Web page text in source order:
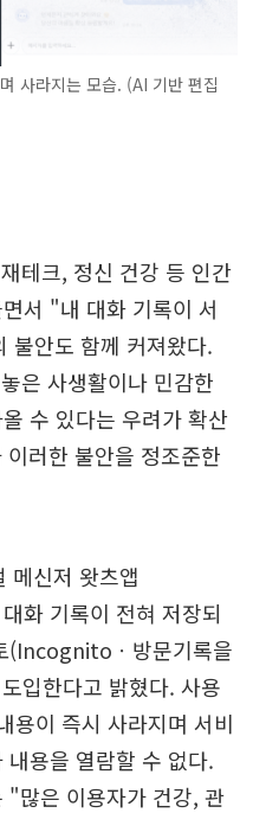
사라지는 모습. (AI 기반 편집
테크, 정신 건강 등 인간
서 "내 대화 기록이 서
불안도 함께 커져왔다.
은 사생활이나 민감한
수 있다는 우려가 확산
러한 불안을 정조준한
메신저 왓츠앱
화 기록이 전혀 저장되
(Incognitoㆍ방문기록을
입한다고 밝혔다. 사용
용이 즉시 사라지며 서비
용을 열람할 수 없다.
"많은 이용자가 건강, 관